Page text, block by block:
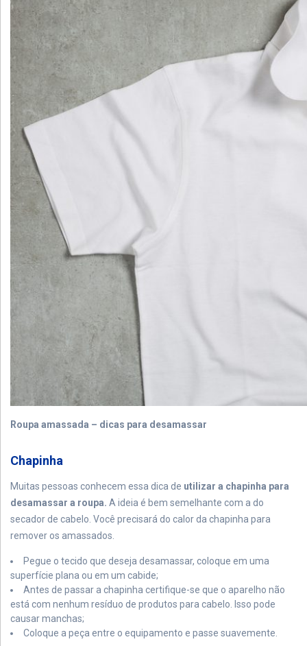
Roupa amassada – dicas para desamassar
Chapinha
Muitas pessoas conhecem essa dica de utilizar a chapinha para
desamassar a roupa. A ideia é bem semelhante com a do
secador de cabelo. Você precisará do calor da chapinha para
remover os amassados.
Pegue o tecido que deseja desamassar, coloque em uma
superfície plana ou em um cabide;
Antes de passar a chapinha certifique-se que o aparelho não
está com nenhum resíduo de produtos para cabelo. Isso pode
causar manchas;
Coloque a peça entre o equipamento e passe suavemente.